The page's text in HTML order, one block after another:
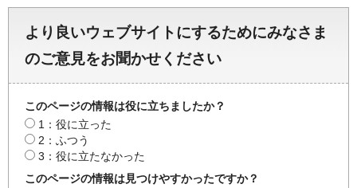
より良いウェブサイトにするためにみなさま
のご意見をお聞かせください
このページの情報は役に立ちましたか？
1：役に立った
2：ふつう
3：役に立たなかった
このページの情報は見つけやすかったですか？